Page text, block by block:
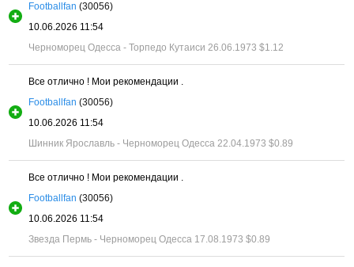
Footballfan (30056)
10.06.2026 11:54
Черноморец Одесса - Торпедо Кутаиси 26.06.1973 $1.12
Все отлично ! Мои рекомендации .
Footballfan (30056)
10.06.2026 11:54
Шинник Ярославль - Черноморец Одесса 22.04.1973 $0.89
Все отлично ! Мои рекомендации .
Footballfan (30056)
10.06.2026 11:54
Звезда Пермь - Черноморец Одесса 17.08.1973 $0.89